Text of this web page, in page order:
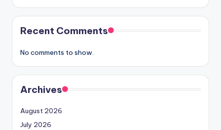
Recent Comments
No comments to show.
Archives
August 2026
July 2026